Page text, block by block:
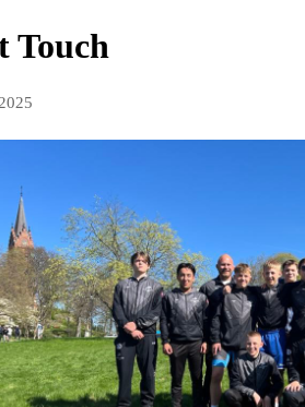
Touch